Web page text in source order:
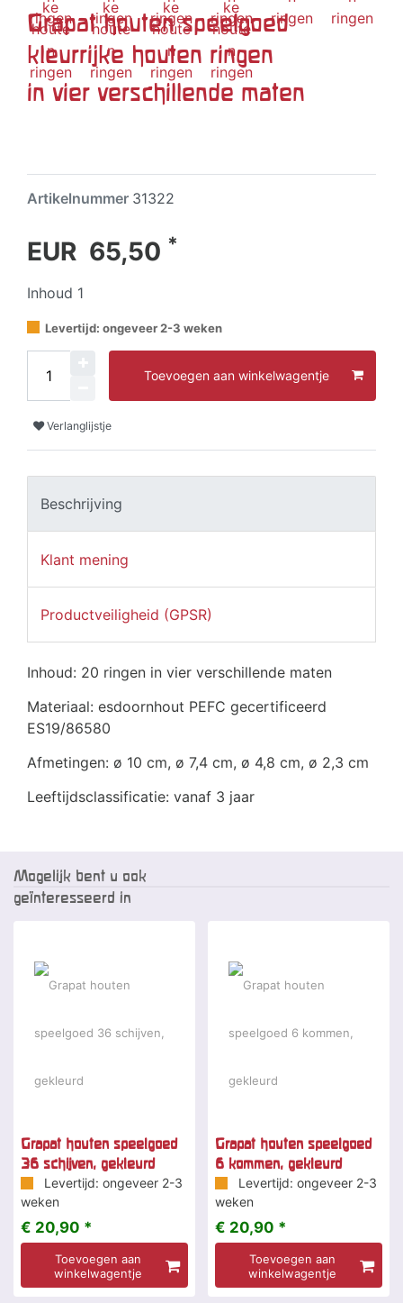
Grapat houten speelgoed
kleurrijke houten ringen
in vier verschillende maten
Artikelnummer 31322
EUR 65,50 *
Inhoud 1
Levertijd: ongeveer 2-3 weken
Toevoegen aan winkelwagentje
Verlanglijstje
Beschrijving
Klant mening
Productveiligheid (GPSR)
Inhoud: 20 ringen in vier verschillende maten
Materiaal: esdoornhout PEFC gecertificeerd
ES19/86580
Afmetingen: ø 10 cm, ø 7,4 cm, ø 4,8 cm, ø 2,3 cm
Leeftijdsclassificatie: vanaf 3 jaar
Mogelijk bent u ook
geïnteresseerd in
Grapat houten speelgoed
36 schijven, gekleurd
Levertijd: ongeveer 2-3
weken
€ 20,90 *
Toevoegen aan
winkelwagentje
Grapat houten speelgoed
6 kommen, gekleurd
Levertijd: ongeveer 2-3
weken
€ 20,90 *
Toevoegen aan
winkelwagentje